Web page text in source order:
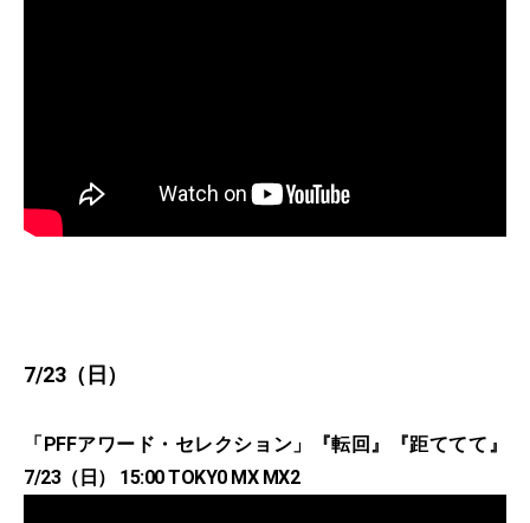
7/23（日）
「PFFアワード・セレクション」『転回』『距ててて』
7/23（日） 15:00 TOKY0 MX MX2